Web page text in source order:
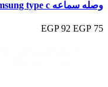
وصله سماعه samsung type c
75 EGP
92 EGP